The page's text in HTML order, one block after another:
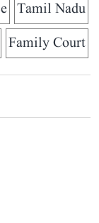
Tamil Nadu
Family Court